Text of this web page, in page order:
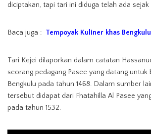
diciptakan, tapi tari ini diduga telah ada sejak
Baca juga : Tempoyak Kuliner khas Bengkulu
Tari Kejei dilaporkan dalam catatan
seorang pedagang Pasee yang datang untuk
Bengkulu pada tahun 1468. Dalam sumber
tersebut didapat dari Fhatahilla Al Pasee
pada tahun 1532.